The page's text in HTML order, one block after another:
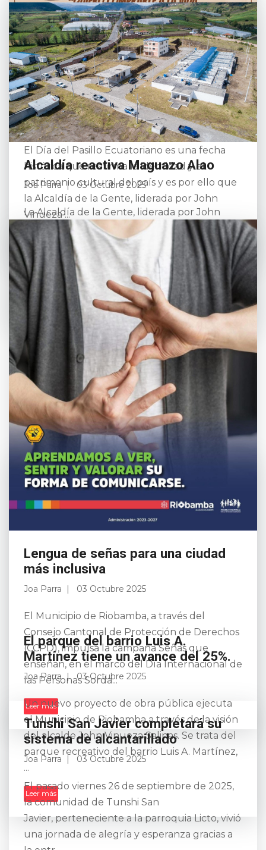
Riobamba rinde homenaje al día del
pasillo ecuatoriano
Joa Parra 03 Octubre 2025
El Día del Pasillo Ecuatoriano es una fecha
histórica que reafirma la identidad y el
patrimonio cultural del país y es por ello que
la Alcaldía de la Gente, liderada por John
Vinueza ...
Leer más
Alcaldía reactiva Maguazo Alao
Joa Parra 03 Octubre 2025
La Alcaldía de la Gente, liderada por John
Vinueza Salinas, concretó un paso histórico al
rescatar el proyecto de aguas superficiales
Maguazo Alao, tras la serie de inconvenientes
que...
Lengua de señas para una ciudad
más inclusiva
Joa Parra 03 Octubre 2025
El Municipio de Riobamba, a través del
Consejo Cantonal de Protección de Derechos
(CCPD), impulsa la campaña Señas que
enseñan, en el marco del Día Internacional de
las Personas Sorda...
Leer más
El parque del barrio Luis A.
Martínez tiene un avance del 25%.
Joa Parra 03 Octubre 2025
Un nuevo proyecto de obra pública ejecuta
el Municipio de Riobamba a través de la visión
del alcalde John Vinueza Salinas. Se trata del
parque recreativo del barrio Luis A. Martínez,
...
Leer más
Tunshi San Javier completará su
sistema de alcantarillado
Joa Parra 03 Octubre 2025
El pasado viernes 26 de septiembre de 2025,
la comunidad de Tunshi San
Javier, perteneciente a la parroquia Licto, vivió
una jornada de alegría y esperanza gracias a